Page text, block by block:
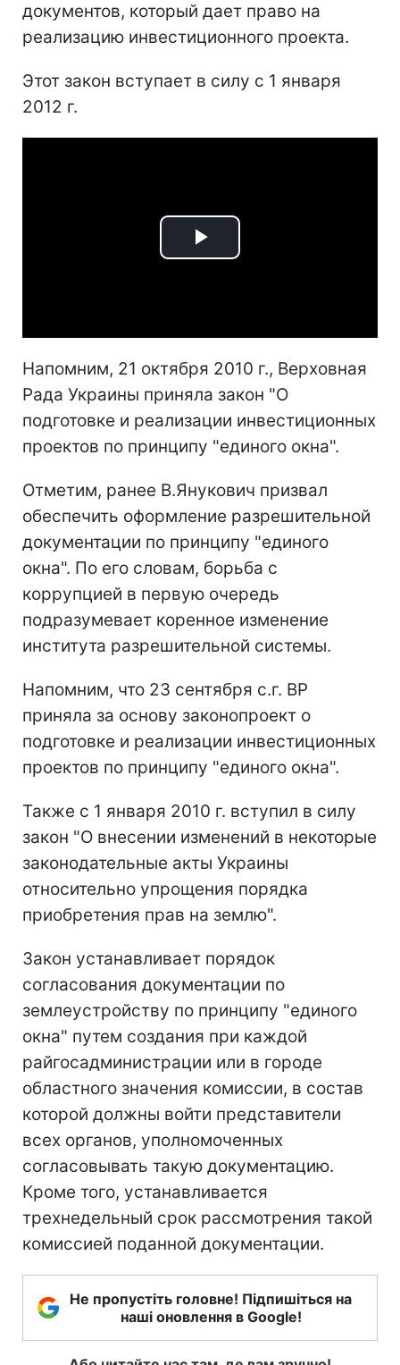
документов, который дает право на
реализацию инвестиционного проекта.
Этот закон вступает в силу с 1 января
2012 г.
Play
Напомним, 21 октября 2010 г., Верховная
Рада Украины приняла закон "О
подготовке и реализации инвестиционных
проектов по принципу "единого окна".
Отметим, ранее В.Янукович призвал
обеспечить оформление разрешительной
документации по принципу "единого
окна". По его словам, борьба с
коррупцией в первую очередь
подразумевает коренное изменение
института разрешительной системы.
Напомним, что 23 сентября с.г. ВР
приняла за основу законопроект о
подготовке и реализации инвестиционных
проектов по принципу "единого окна".
Также с 1 января 2010 г. вступил в силу
закон "О внесении изменений в некоторые
законодательные акты Украины
относительно упрощения порядка
приобретения прав на землю".
Закон устанавливает порядок
согласования документации по
землеустройству по принципу "единого
окна" путем создания при каждой
райгосадминистрации или в городе
областного значения комиссии, в состав
которой должны войти представители
всех органов, уполномоченных
согласовывать такую документацию.
Кроме того, устанавливается
трехнедельный срок рассмотрения такой
комиссией поданной документации.
Не пропустіть головне! Підпишіться на
наші оновлення в Google!